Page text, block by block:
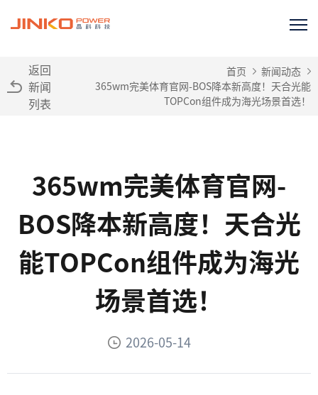
返回
新闻
列表
首页
新闻动态
365wm完美体育官网-BOS降本新高度！天合光能
TOPCon组件成为海光场景首选！
365wm完美体育官网-
BOS降本新高度！天合光
能TOPCon组件成为海光
场景首选！
2026-05-14